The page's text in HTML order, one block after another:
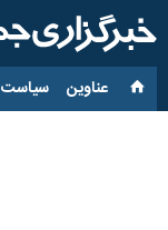
عناوین‌ سیاست